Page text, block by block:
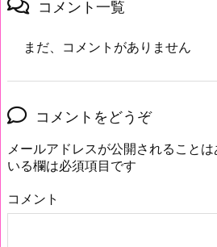
コメント一覧
まだ、コメントがありません
コメントをどうぞ
メールアドレスが公開されることは
いる欄は必須項目です
コメント